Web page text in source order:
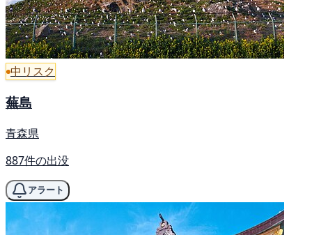
中リスク
蕪島
青森県
887件の出没
アラート